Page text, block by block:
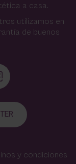
a casa.
utilizamos en
de buenos
y condiciones